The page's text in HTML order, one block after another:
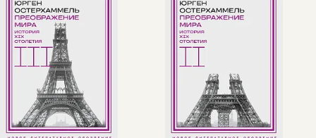
Поделиться
Копировать
Телеграм Дзен
нет, вернуться назад